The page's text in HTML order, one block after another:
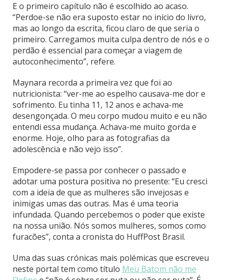
E o primeiro capítulo não é escolhido ao acaso.
“Perdoe-se não era suposto estar no início do livro,
mas ao longo da escrita, ficou claro de que seria o
primeiro. Carregamos muita culpa dentro de nós e o
perdão é essencial para começar a viagem de
autoconhecimento”, refere.
Maynara recorda a primeira vez que foi ao
nutricionista: “ver-me ao espelho causava-me dor e
sofrimento. Eu tinha 11, 12 anos e achava-me
desengonçada. O meu corpo mudou muito e eu não
entendi essa mudança. Achava-me muito gorda e
enorme. Hoje, olho para as fotografias da
adolescência e não vejo isso”.
Empodere-se passa por conhecer o passado e
adotar uma postura positiva no presente: “Eu cresci
com a ideia de que as mulheres são invejosas e
inimigas umas das outras. Mas é uma teoria
infundada. Quando percebemos o poder que existe
na nossa união. Nós somos mulheres, somos como
furacões”, conta a cronista do HuffPost Brasil.
Uma das suas crónicas mais polémicas que escreveu
neste portal tem como título Meu Batom não me